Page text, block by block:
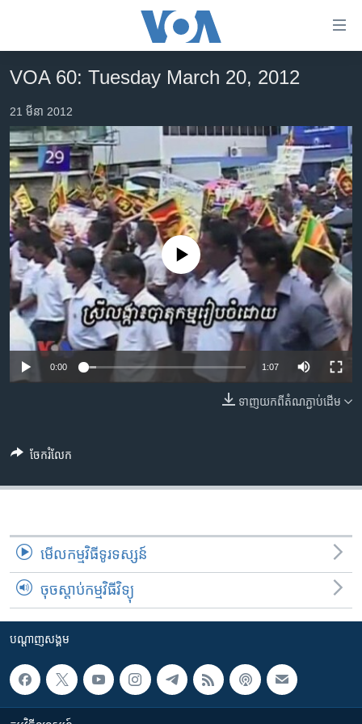
ទាក់ទង
រំលង​
និង​
ចូល​
ទៅ​​
ទំព័រ​
ព័ត៌មាន​​
តែ​
ម្តង
រំលង​
និង​
ចូល​
រចនា
សម្ព័ន្ធ​
ទៅ​
រក
កម្ពុជា
អន្តរជាតិ
អាមេរិក
ចិន
ហេឡូវីអូអេ
កម្ពុជាច្នៃប្រតិដ្ឋ
ព្រឹត្តិការណ៍ព័ត៌មាន
ទូរទស្សន៍ / វីដេអូ​
វិទ្យុ / ផតខាសថ៍
កម្មវិធីទាំងអស់
VOA 60: Tuesday March 20, 2012
21 មីនា 2012
No media source currently available
0:00 1:07
ទាញ​យក​ពី​តំណភ្ជាប់​ដើម
ចែករំលែក
មើល​កម្មវិធី​ទូរទស្សន៍
ចុចស្តាប់កម្មវិធីវិទ្យុ
បណ្តាញ​សង្គម